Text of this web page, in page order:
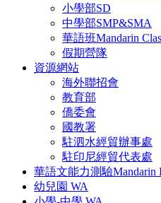
小學部SD
中學部SMP&SMA
華語班Mandarin
假期營隊
資源網站
海外聯招會
教育部
僑委會
國教署
駐泗水經貿辦事處
駐印尼經貿代表處
華語文能力測驗Mandarin
幼兒園 WA